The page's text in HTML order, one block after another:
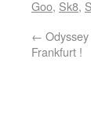
Goo, Sk8,
←
Frankfurt !